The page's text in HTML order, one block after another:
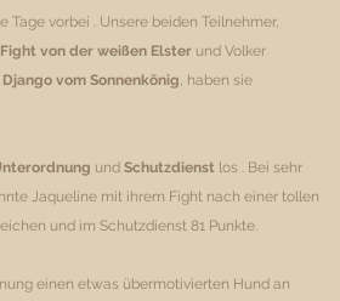
Tage vorbei . Unsere beiden Teilnehmer,
Fight von der weißen Elster und Volker
Django vom Sonnenkönig, haben sie
und Schutzdienst los . Bei sehr
Jaqueline mit ihrem Fight nach einer tollen
und im Schutzdienst 81 Punkte.
einen etwas übermotivierten Hund an